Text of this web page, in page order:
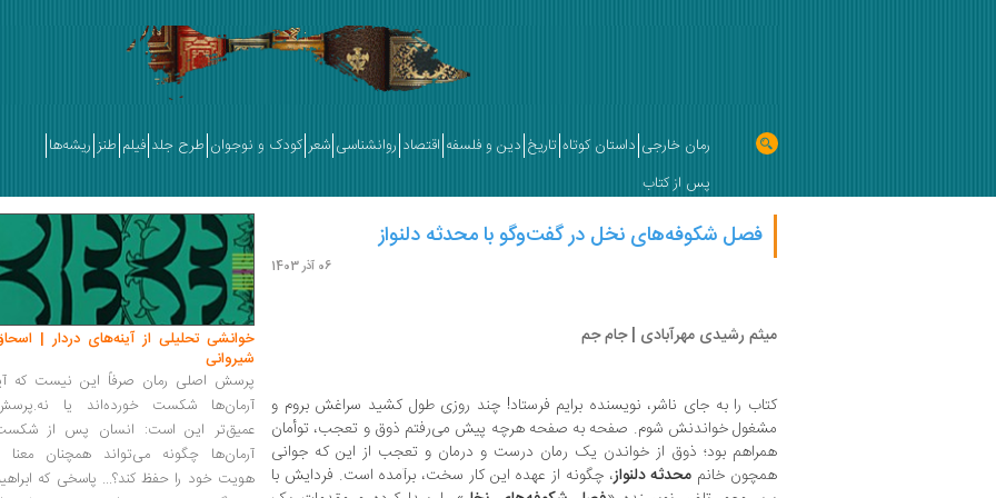
رمان خارجی داستان کوتاه تاریخ دین و فلسفه اقتصاد روانشناسی شعر کودک و نوجوان طرح جلد فیلم طنز ریشه‌ها
پس از کتاب
فصل شکوفه‌های نخل در گفت‌وگو با محدثه دلنواز
06 آذر 1403
میثم رشیدی مهرآبادی | جام جم
کتاب را به جای ناشر، نویسنده برایم فرستاد! چند روزی طول کشید سراغش بروم و
مشغول خواندنش شوم. صفحه به صفحه هرچه پیش می‌رفتم ذوق و تعجب، توأمان
همراهم بود‌؛ ذوق از خواندن یک رمان درست و درمان و تعجب از این که جوانی
همچون خانم محدثه دلنواز، چگونه از عهده این کار سخت، برآمده است. فردایش با
خوانشی تحلیلی از آینه‌های دردار |
شیروانی
پرسش اصلی رمان صرفاً این نیست که
آرمان‌ها شکست خورده‌اند یا
عمیق‌تر این است: انسان پس از
آرمان‌ها چگونه می‌تواند همچنان معنا
هویت خود را حفظ کند؟... پاسخی که